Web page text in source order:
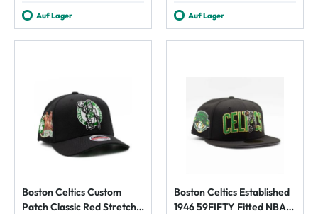
Auf Lager Auf Lager
Boston Celtics Custom
Patch Classic Red Stretch
Boston Celtics Established
1946 59FIFTY Fitted NBA